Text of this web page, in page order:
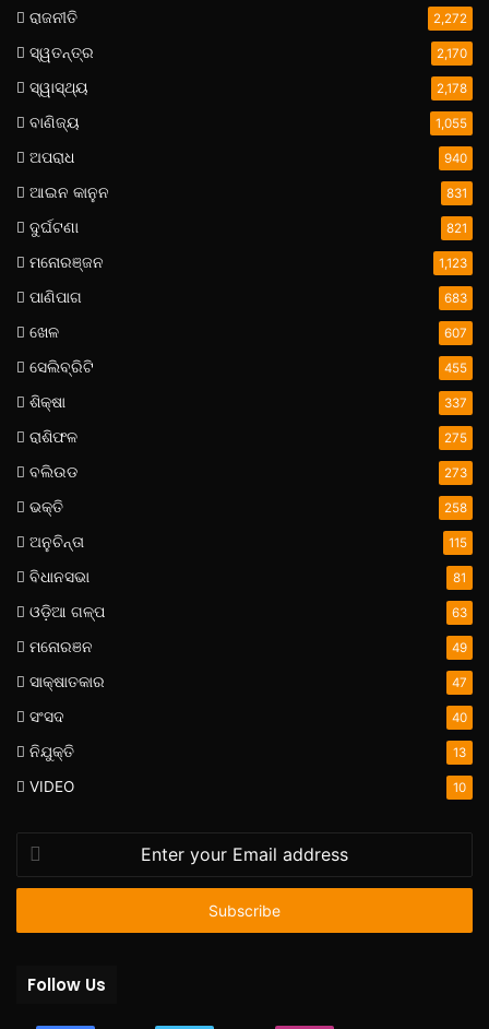
ରାଜନୀତି 2,272
ସ୍ୱତନ୍ତ୍ର 2,170
ସ୍ୱାସ୍ଥ୍ୟ 2,178
ବାଣିଜ୍ୟ 1,055
ଅପରାଧ 940
ଆଇନ କାନୁନ 831
ଦୁର୍ଘଟଣା 821
ମନୋରଞ୍ଜନ 1,123
ପାଣିପାଗ 683
ଖେଳ 607
ସେଲିବ୍ରିଟି 455
ଶିକ୍ଷା 337
ରାଶିଫଳ 275
ବଲିଉଡ 273
ଭକ୍ତି 258
ଅନୁଚିନ୍ତା 115
ବିଧାନସଭା 81
ଓଡ଼ିଆ ଗଳ୍ପ 63
ମନୋରଞନ 49
ସାକ୍ଷାତକାର 47
ସଂସଦ 40
ନିଯୁକ୍ତି 13
VIDEO 10
your
Email
Follow Us